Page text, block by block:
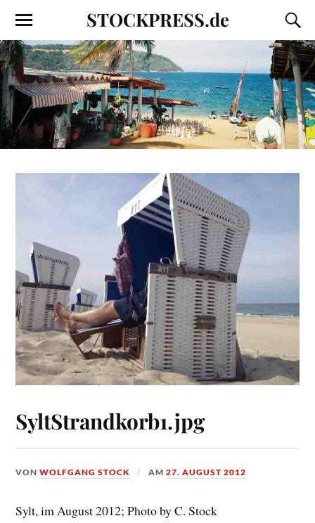
STOCKPRESS.de
SyltStrandkorb1.jpg
VONWOLFGANG STOCK AM27. AUGUST 2012
Sylt, im August 2012; Photo by C. Stock